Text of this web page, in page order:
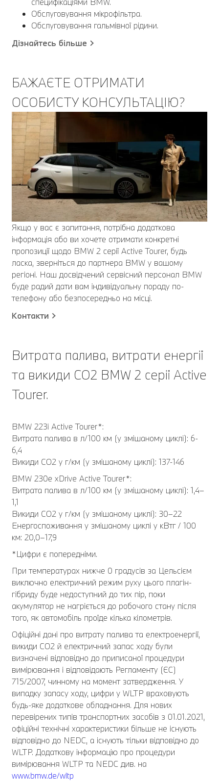
Обслуговування мікрофільтра.
Обслуговування гальмівної рідини.
Дізнайтесь більше
БАЖАЄТЕ ОТРИМАТИ
ОСОБИСТУ КОНСУЛЬТАЦІЮ?
Якщо у вас є запитання, потрібна додаткова
інформація або ви хочете отримати конкретні
пропозиції щодо BMW 2 серії Active Tourer, будь
ласка, зверніться до партнера BMW у вашому
регіоні. Наш досвідчений сервісний персонал BMW
буде радий дати вам індивідуальну пораду по-
телефону або безпосередньо на місці.
Контакти
Витрата палива, витрати енергії
та викиди CO2 BMW 2 серії Active
Tourer.
BMW 223i Active Tourer*:
Витрата палива в л/100 км (у змішаному циклі): 6-
6,4
Викиди CO2 у г/км (у змішаному циклі): 137-146
BMW 230e xDrive Active Tourer*:
Витрата палива в л/100 км (у змішаному циклі): 1,4–
1,1
Викиди CO2 у г/км (у змішаному циклі): 30–22
Енергоспоживання у змішаному циклі у кВтг / 100
км: 20,0–17,9
*Цифри є попередніми.
При температурах нижче 0 градусів за Цельсієм
виключно електричний режим руху цього плагін-
гібриду буде недоступний до тих пір, поки
акумулятор не нагріється до робочого стану після
того, як автомобіль проїде кілька кілометрів.
Офіційні дані про витрату палива та електроенергії,
викиди СО2 й електричний запас ходу були
визначені відповідно до приписаної процедури
вимірювання і відповідають Регламенту (ЄС)
715/2007, чинному на момент затвердження. У
випадку запасу ходу, цифри у WLTP враховують
будь-яке додаткове обладнання. Для нових
перевірених типів транспортних засобів з 01.01.2021,
офіційні технічні характеристики більше не існують
відповідно до NEDC, а існують тільки відповідно до
WLTP. Додаткову інформацію про процедури
вимірювання WLTP та NEDC див. на
www.bmw.de/wltp